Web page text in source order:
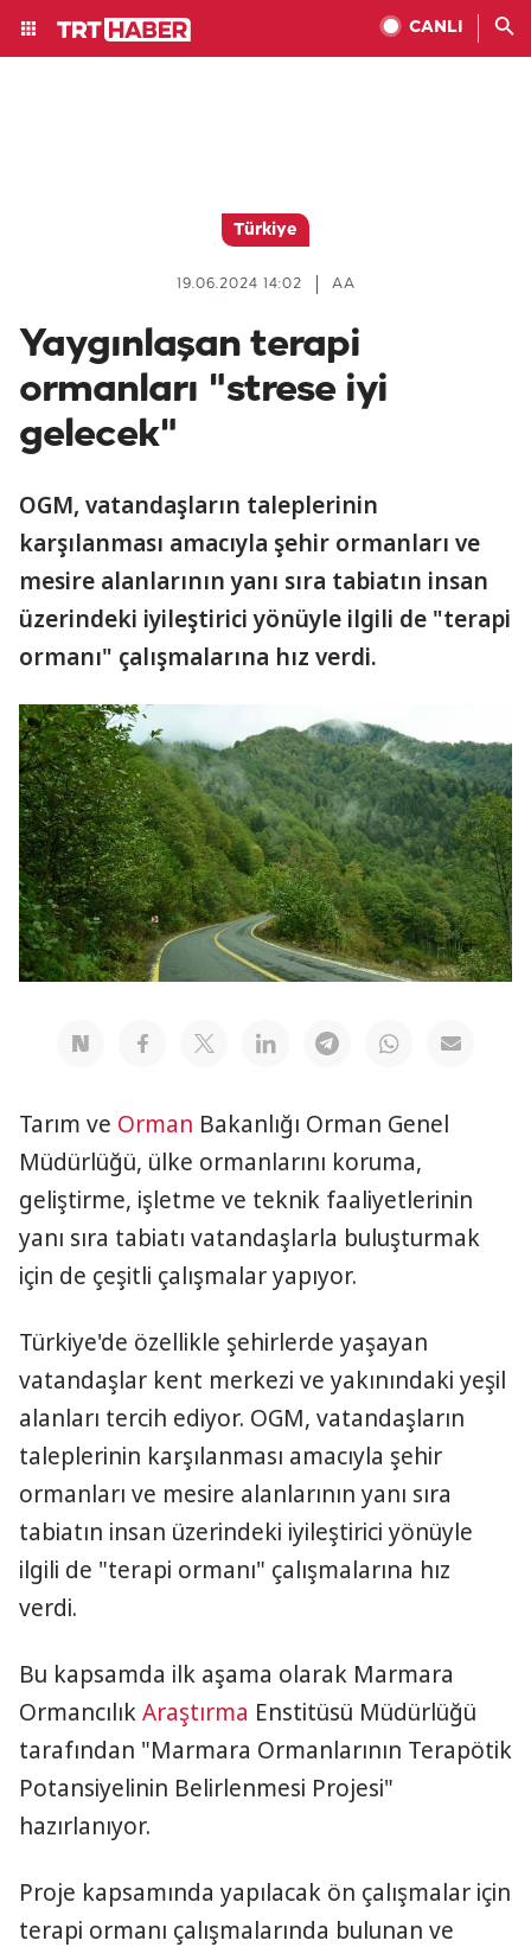
CANLI
Türkiye
AA
19.06.2024 14:02
Yaygınlaşan terapi
ormanları "strese iyi
gelecek"
OGM, vatandaşların taleplerinin
karşılanması amacıyla şehir ormanları ve
mesire alanlarının yanı sıra tabiatın insan
üzerindeki iyileştirici yönüyle ilgili de "terapi
ormanı" çalışmalarına hız verdi.
Tarım ve Orman Bakanlığı Orman Genel
Müdürlüğü, ülke ormanlarını koruma,
geliştirme, işletme ve teknik faaliyetlerinin
yanı sıra tabiatı vatandaşlarla buluşturmak
için de çeşitli çalışmalar yapıyor.
Türkiye'de özellikle şehirlerde yaşayan
vatandaşlar kent merkezi ve yakınındaki yeşil
alanları tercih ediyor. OGM, vatandaşların
taleplerinin karşılanması amacıyla şehir
ormanları ve mesire alanlarının yanı sıra
tabiatın insan üzerindeki iyileştirici yönüyle
ilgili de "terapi ormanı" çalışmalarına hız
verdi.
Bu kapsamda ilk aşama olarak Marmara
OrmancılıkAraştırma Enstitüsü Müdürlüğü
tarafından "Marmara Ormanlarının Terapötik
Potansiyelinin Belirlenmesi Projesi"
hazırlanıyor.
Proje kapsamında yapılacak ön çalışmalar için
terapi ormanı çalışmalarında bulunan ve